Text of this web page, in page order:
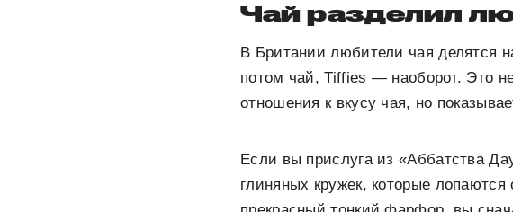
Чай разделил
В Британии любители чая делятся
потом чай, Tiffies — наоборот. Это
отношения к вкусу чая, но
Если вы прислуга из «Аббатства
глиняных кружек, которые лопаются